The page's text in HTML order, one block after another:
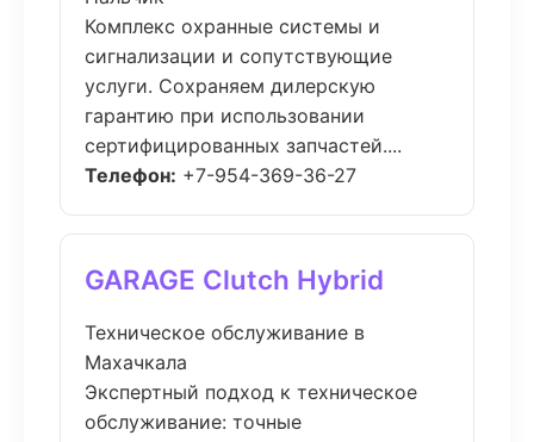
Комплекс охранные системы и
сигнализации и сопутствующие
услуги. Сохраняем дилерскую
гарантию при использовании
сертифицированных запчастей....
Телефон: +7-954-369-36-27
GARAGE Clutch Hybrid
Техническое обслуживание в
Махачкала
Экспертный подход к техническое
обслуживание: точные